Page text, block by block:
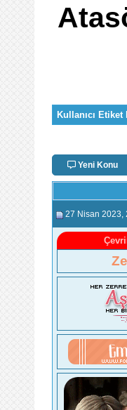
Kullanıcı Etiket
Yeni Konu
27 Nisan 2023